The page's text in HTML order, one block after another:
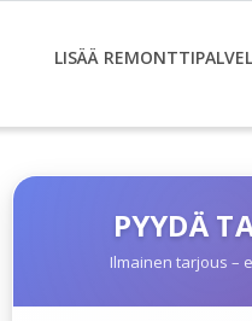
LISÄÄ
PYYDÄ
Ilmainen tarjous –